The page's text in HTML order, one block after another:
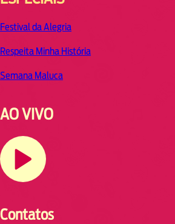
Festival da Alegria
Respeita Minha História
Semana Maluca
AO VIVO
Contatos